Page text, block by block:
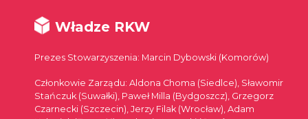
Władze RKW
Prezes Stowarzyszenia: Marcin Dybowski (Komorów)
Członkowie Zarządu: Aldona Choma (Siedlce), Sławomir
Stańczuk (Suwałki), Paweł Milla (Bydgoszcz), Grzegorz
Czarnecki (Szczecin), Jerzy Filak (Wrocław), Adam